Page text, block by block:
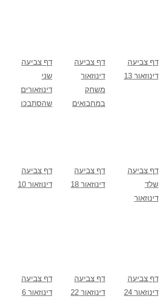
דף צביעה
שני
דינוזאורים
שהסתבכו
דף צביעה
דינוזאור
משחק
במחבואים
דף צביעה
דינוזאור 13
דף צביעה
דינוזאור 10
דף צביעה
דינוזאור 18
דף צביעה
שלד
דינוזאור
דף צביעה
דינוזאור 6
דף צביעה
דינוזאור 22
דף צביעה
דינוזאור 24